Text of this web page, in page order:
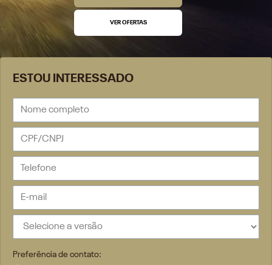
ESTOU INTERESSADO
Preferência de contato:
VER OFERTAS